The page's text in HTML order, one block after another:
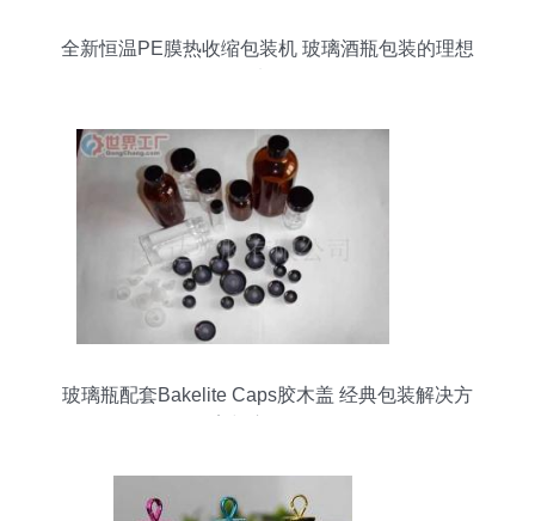
全新恒温PE膜热收缩包装机 玻璃酒瓶包装的理想
玻璃瓶配套Bakelite Caps胶木盖 经典包装解决方